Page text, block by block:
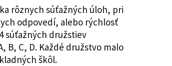
rôznych súťažných úloh, pri
odpovedí, alebo rýchlosť
súťažných družstiev
B, C, D. Každé družstvo malo
škôl.